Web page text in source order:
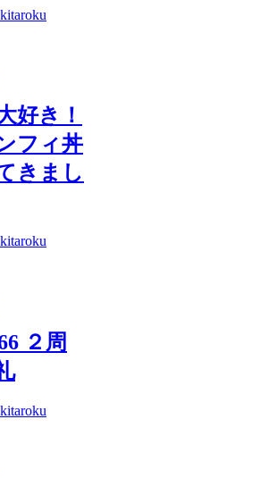
好き！
フィ丼
きまし
２周